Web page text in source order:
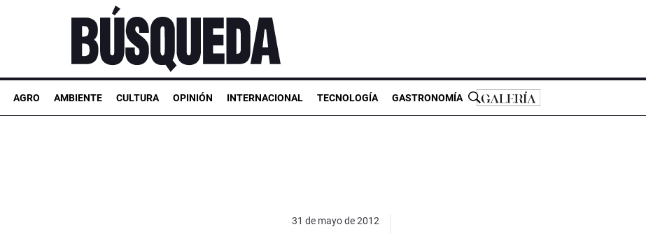
AGRO AMBIENTE CULTURA OPINIÓN INTERNACIONAL TECNOLOGÍA GASTRONOMÍA
31 de mayo de 2012